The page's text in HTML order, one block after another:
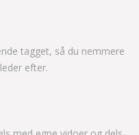
tagget, så du nemmere
efter.